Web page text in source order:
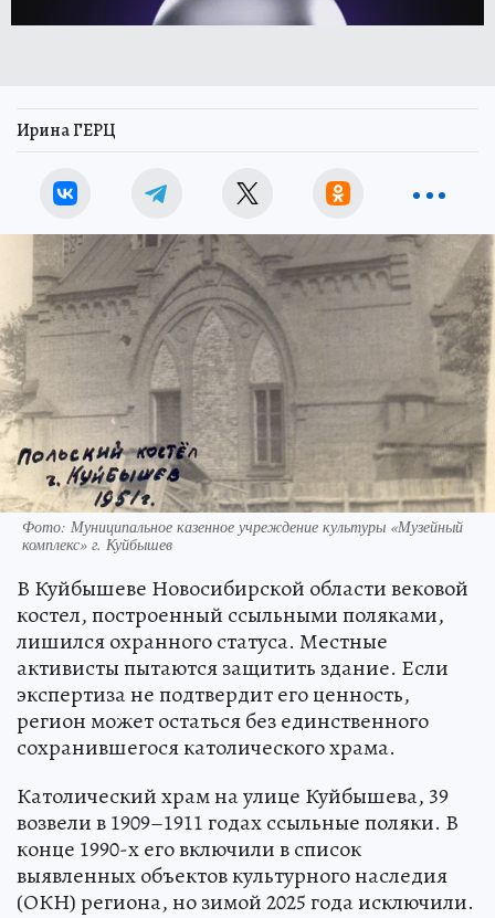
Ирина ГЕРЦ
Фото: Муниципальное казенное учреждение культуры «Музейный
комплекс» г. Куйбышев
В Куйбышеве Новосибирской области вековой
костел, построенный ссыльными поляками,
лишился охранного статуса. Местные
активисты пытаются защитить здание. Если
экспертиза не подтвердит его ценность,
регион может остаться без единственного
сохранившегося католического храма.
Католический храм на улице Куйбышева, 39
возвели в 1909–1911 годах ссыльные поляки. В
конце 1990-х его включили в список
выявленных объектов культурного наследия
(ОКН) региона, но зимой 2025 года исключили.